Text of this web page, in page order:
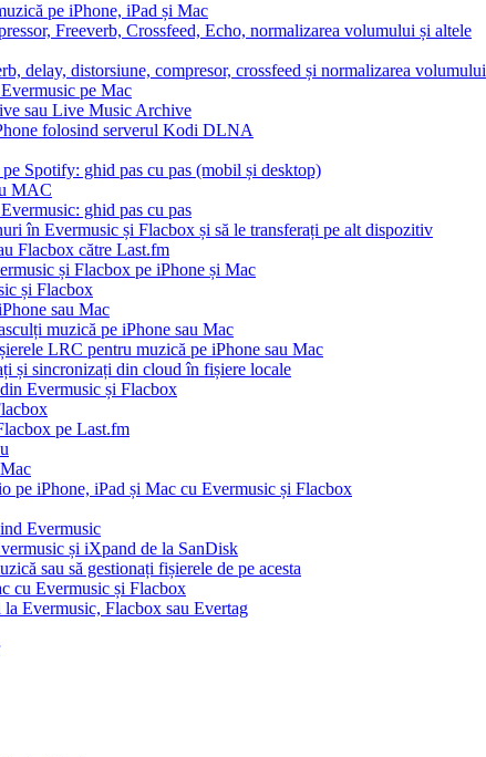
pe iPhone, iPad și Mac
Freeverb, Crossfeed, Echo, normalizarea volumului și altele
delay, distorsiune, compresor, crossfeed și normalizarea volumului
pe Mac
sau Live Music Archive
folosind serverul Kodi DLNA
Spotify: ghid pas cu pas (mobil și desktop)
MAC
ghid pas cu pas
în Evermusic și Flacbox și să le transferați pe alt dispozitiv
Flacbox către Last.fm
și Flacbox pe iPhone și Mac
și Flacbox
sau Mac
muzică pe iPhone sau Mac
LRC pentru muzică pe iPhone sau Mac
și sincronizați din cloud în fișiere locale
Evermusic și Flacbox
pe Last.fm
pe iPhone, iPad și Mac cu Evermusic și Flacbox
Evermusic
și iXpand de la SanDisk
sau să gestionați fișierele de pe acesta
cu Evermusic și Flacbox
Evermusic, Flacbox sau Evertag